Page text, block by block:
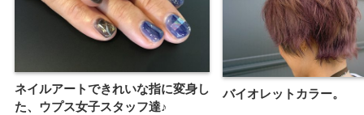
ネイルアートできれいな指に変身し
た、ウプス女子スタッフ達♪
バイオレットカラー。